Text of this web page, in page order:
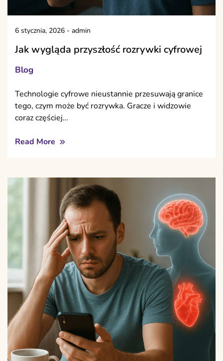
6 stycznia, 2026 - admin
Jak wygląda przyszłość rozrywki cyfrowej
Blog
Technologie cyfrowe nieustannie przesuwają granice
tego, czym może być rozrywka. Gracze i widzowie
coraz częściej…
Read More